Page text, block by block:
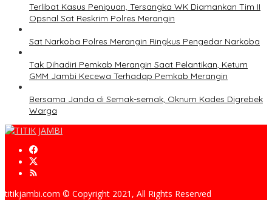
Terlibat Kasus Penipuan, Tersangka WK Diamankan Tim II
Opsnal Sat Reskrim Polres Merangin
Sat Narkoba Polres Merangin Ringkus Pengedar Narkoba
Tak Dihadiri Pemkab Merangin Saat Pelantikan, Ketum
GMM Jambi Kecewa Terhadap Pemkab Merangin
Bersama Janda di Semak-semak, Oknum Kades Digrebek
Warga
titikjambi.com © Copyright 2021, All Rights Reserved